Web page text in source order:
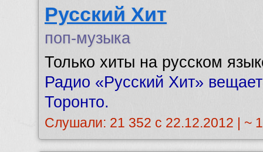
Русский Хит
поп-музыка
Только хиты на русском
Радио «Русский Хит»
Торонто.
Слушали: 21 352 с 22.12.2012 | ~